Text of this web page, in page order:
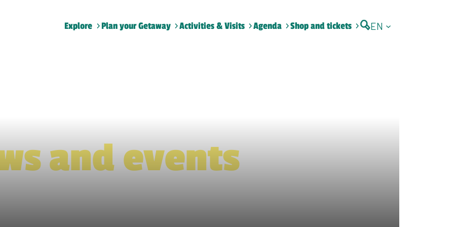
Explore Plan your Getaway Activities & Visits Agenda Shop and tickets EN
and events